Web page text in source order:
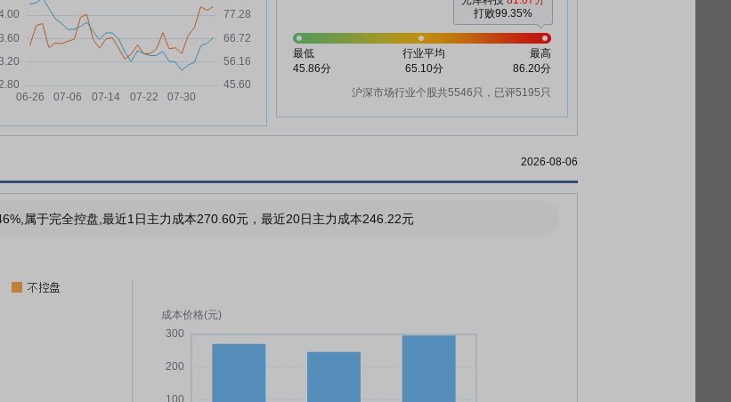
打败99.35%
最低
45.86分
行业平均
65.10分
最高
86.20分
沪深市场行业个股共5546只，已评5195只
2026-08-06
属于完全控盘,最近1日主力成本270.60元，最近20日主力成本246.22元